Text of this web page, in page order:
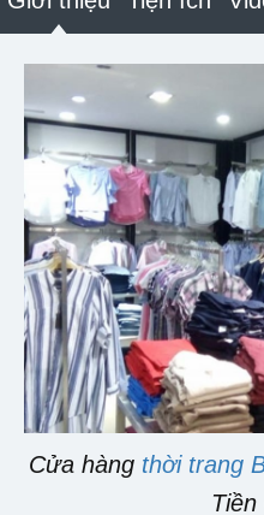
Cửa hàng thời trang
Tiền